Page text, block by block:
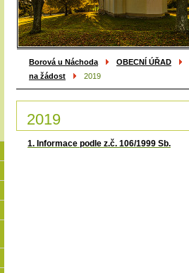
Borová u Náchoda OBECNÍ ÚŘAD
na žádost
2019
2019
1. Informace podle z.č. 106/1999 Sb.